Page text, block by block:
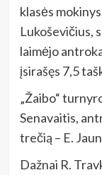
klasės
Lukoševičius,
laimėjo
įsirašęs 7,5
„Žaibo“
Senavaitis,
trečią – E.
Dažnai R.